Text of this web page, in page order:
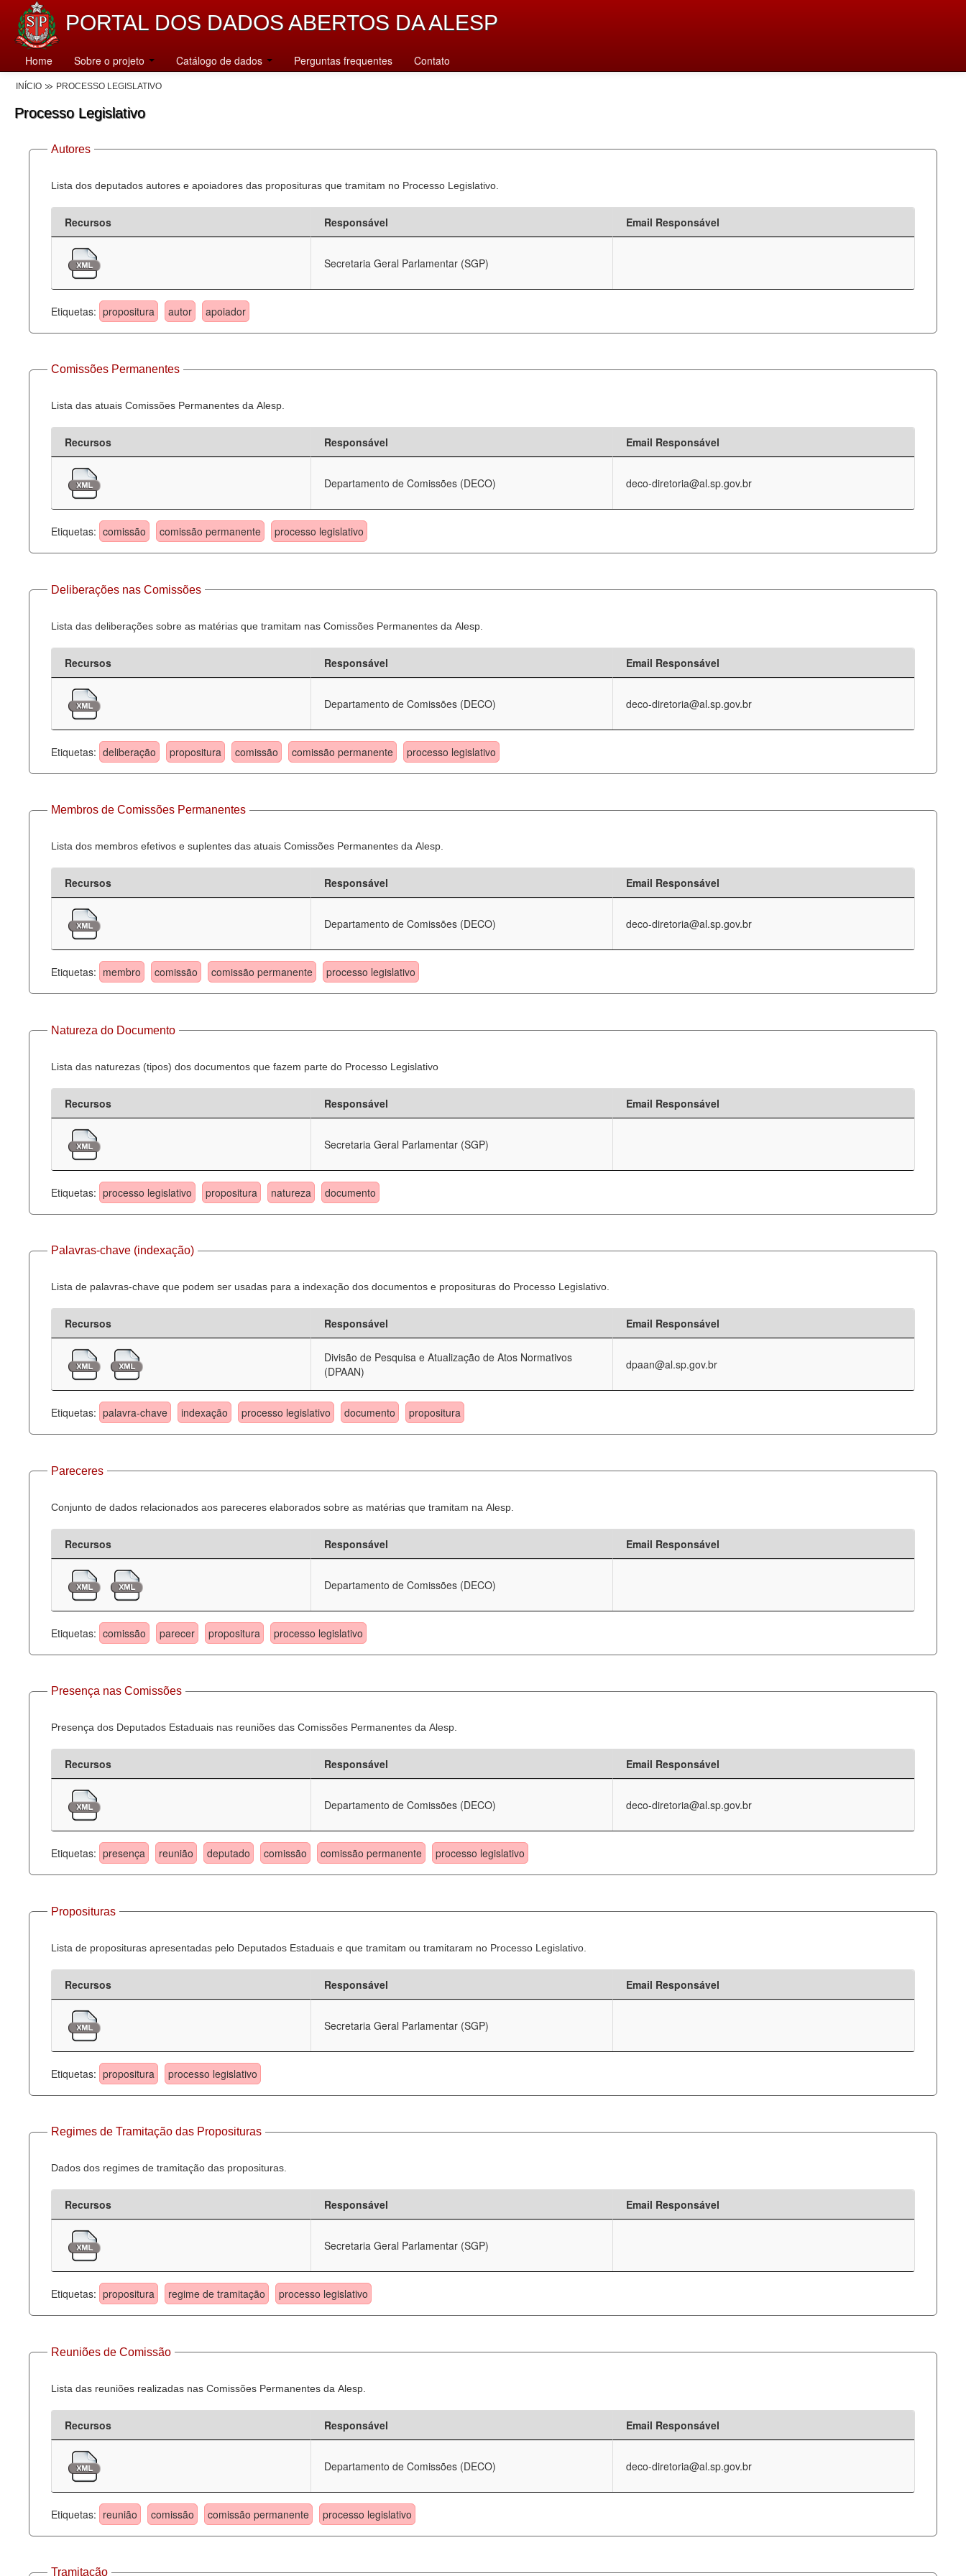
PORTAL DOS DADOS ABERTOS DA ALESP
Home Sobre o projeto Catálogo de dados Perguntas frequentes Contato
INÍCIO PROCESSO LEGISLATIVO
Processo Legislativo
Autores
Lista dos deputados autores e apoiadores das proposituras que tramitam no Processo Legislativo.
Recursos Responsável Email Responsável
Secretaria Geral Parlamentar (SGP)
Etiquetas: propositura autor apoiador
Comissões Permanentes
Lista das atuais Comissões Permanentes da Alesp.
Recursos Responsável Email Responsável
Departamento de Comissões (DECO) deco-diretoria@al.sp.gov.br
Etiquetas: comissão comissão permanente processo legislativo
Deliberações nas Comissões
Lista das deliberações sobre as matérias que tramitam nas Comissões Permanentes da Alesp.
Recursos Responsável Email Responsável
Departamento de Comissões (DECO) deco-diretoria@al.sp.gov.br
Etiquetas: deliberação propositura comissão comissão permanente processo legislativo
Membros de Comissões Permanentes
Lista dos membros efetivos e suplentes das atuais Comissões Permanentes da Alesp.
Recursos Responsável Email Responsável
Departamento de Comissões (DECO) deco-diretoria@al.sp.gov.br
Etiquetas: membro comissão comissão permanente processo legislativo
Natureza do Documento
Lista das naturezas (tipos) dos documentos que fazem parte do Processo Legislativo
Recursos Responsável Email Responsável
Secretaria Geral Parlamentar (SGP)
Etiquetas: processo legislativo propositura natureza documento
Palavras-chave (indexação)
Lista de palavras-chave que podem ser usadas para a indexação dos documentos e proposituras do Processo Legislativo.
Recursos Responsável Email Responsável
Divisão de Pesquisa e Atualização de Atos Normativos
(DPAAN)
dpaan@al.sp.gov.br
Etiquetas: palavra-chave indexação processo legislativo documento propositura
Pareceres
Conjunto de dados relacionados aos pareceres elaborados sobre as matérias que tramitam na Alesp.
Recursos Responsável Email Responsável
Departamento de Comissões (DECO)
Etiquetas: comissão parecer propositura processo legislativo
Presença nas Comissões
Presença dos Deputados Estaduais nas reuniões das Comissões Permanentes da Alesp.
Recursos Responsável Email Responsável
Departamento de Comissões (DECO) deco-diretoria@al.sp.gov.br
Etiquetas: presença reunião deputado comissão comissão permanente processo legislativo
Proposituras
Lista de proposituras apresentadas pelo Deputados Estaduais e que tramitam ou tramitaram no Processo Legislativo.
Recursos Responsável Email Responsável
Secretaria Geral Parlamentar (SGP)
Etiquetas: propositura processo legislativo
Regimes de Tramitação das Proposituras
Dados dos regimes de tramitação das proposituras.
Recursos Responsável Email Responsável
Secretaria Geral Parlamentar (SGP)
Etiquetas: propositura regime de tramitação processo legislativo
Reuniões de Comissão
Lista das reuniões realizadas nas Comissões Permanentes da Alesp.
Recursos Responsável Email Responsável
Departamento de Comissões (DECO) deco-diretoria@al.sp.gov.br
Etiquetas: reunião comissão comissão permanente processo legislativo
Tramitação